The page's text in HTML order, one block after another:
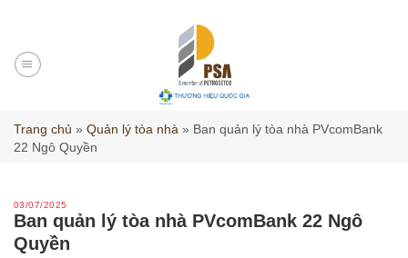
content
Trang chủ » Quản lý tòa nhà » Ban quản lý tòa nhà PVcomBank
22 Ngô Quyền
03/07/2025
Ban quản lý tòa nhà PVcomBank 22 Ngô
Quyền